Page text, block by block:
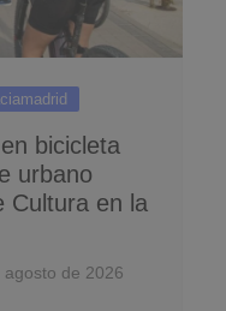
bicicleta
urbano
Cultura en la
agosto de 2026